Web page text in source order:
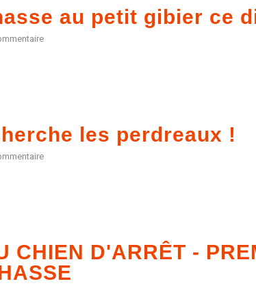
au petit gibier ce
les perdreaux !
CHIEN D'ARRÊT -